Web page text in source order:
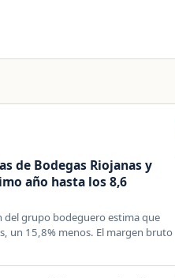
de Bodegas Riojanas y
año hasta los 8,6
del grupo bodeguero estima que
un 15,8% menos. El margen bruto